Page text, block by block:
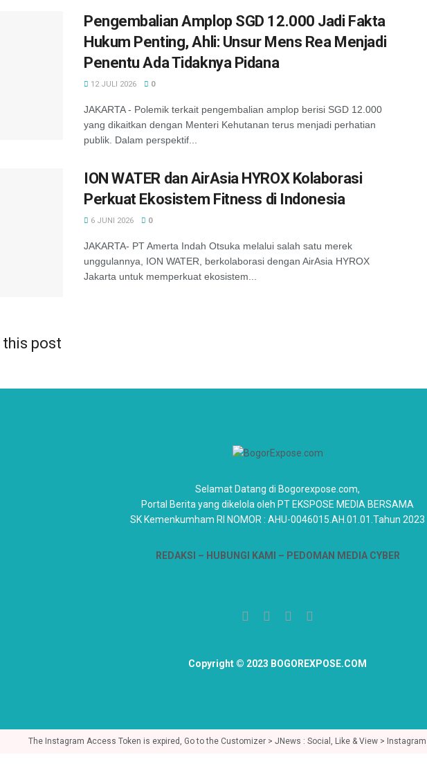
Pengembalian Amplop SGD 12.000 Jadi Fakta
Hukum Penting, Ahli: Unsur Mens Rea Menjadi
Penentu Ada Tidaknya Pidana
12 JULI 2026 0
JAKARTA - Polemik terkait pengembalian amplop berisi SGD 12.000
yang dikaitkan dengan Menteri Kehutanan terus menjadi perhatian
publik. Dalam perspektif...
ION WATER dan AirAsia HYROX Kolaborasi
Perkuat Ekosistem Fitness di Indonesia
6 JUNI 2026 0
JAKARTA- PT Amerta Indah Otsuka melalui salah satu merek
unggulannya, ION WATER, berkolaborasi dengan AirAsia HYROX
Jakarta untuk memperkuat ekosistem...
this post
Selamat Datang di Bogorexpose.com,
Portal Berita yang dikelola oleh PT EKSPOSE MEDIA BERSAMA
SK Kemenkumham RI NOMOR : AHU-0046015.AH.01.01.Tahun 2023
REDAKSI – HUBUNGI KAMI – PEDOMAN MEDIA CYBER
Copyright © 2023 BOGOREXPOSE.COM
The Instagram Access Token is expired, Go to the Customizer > JNews : Social, Like & View >